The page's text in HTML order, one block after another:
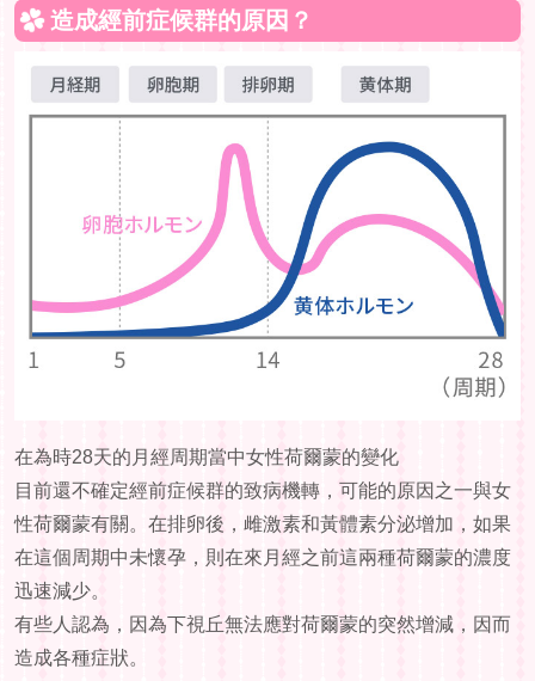
造成經前症候群的原因？
在為時28天的月經周期當中女性荷爾蒙的變化
目前還不確定經前症候群的致病機轉，可能的原因之一與女
性荷爾蒙有關。在排卵後，雌激素和黃體素分泌增加，如果
在這個周期中未懷孕，則在來月經之前這兩種荷爾蒙的濃度
迅速減少。
有些人認為，因為下視丘無法應對荷爾蒙的突然增減，因而
造成各種症狀。